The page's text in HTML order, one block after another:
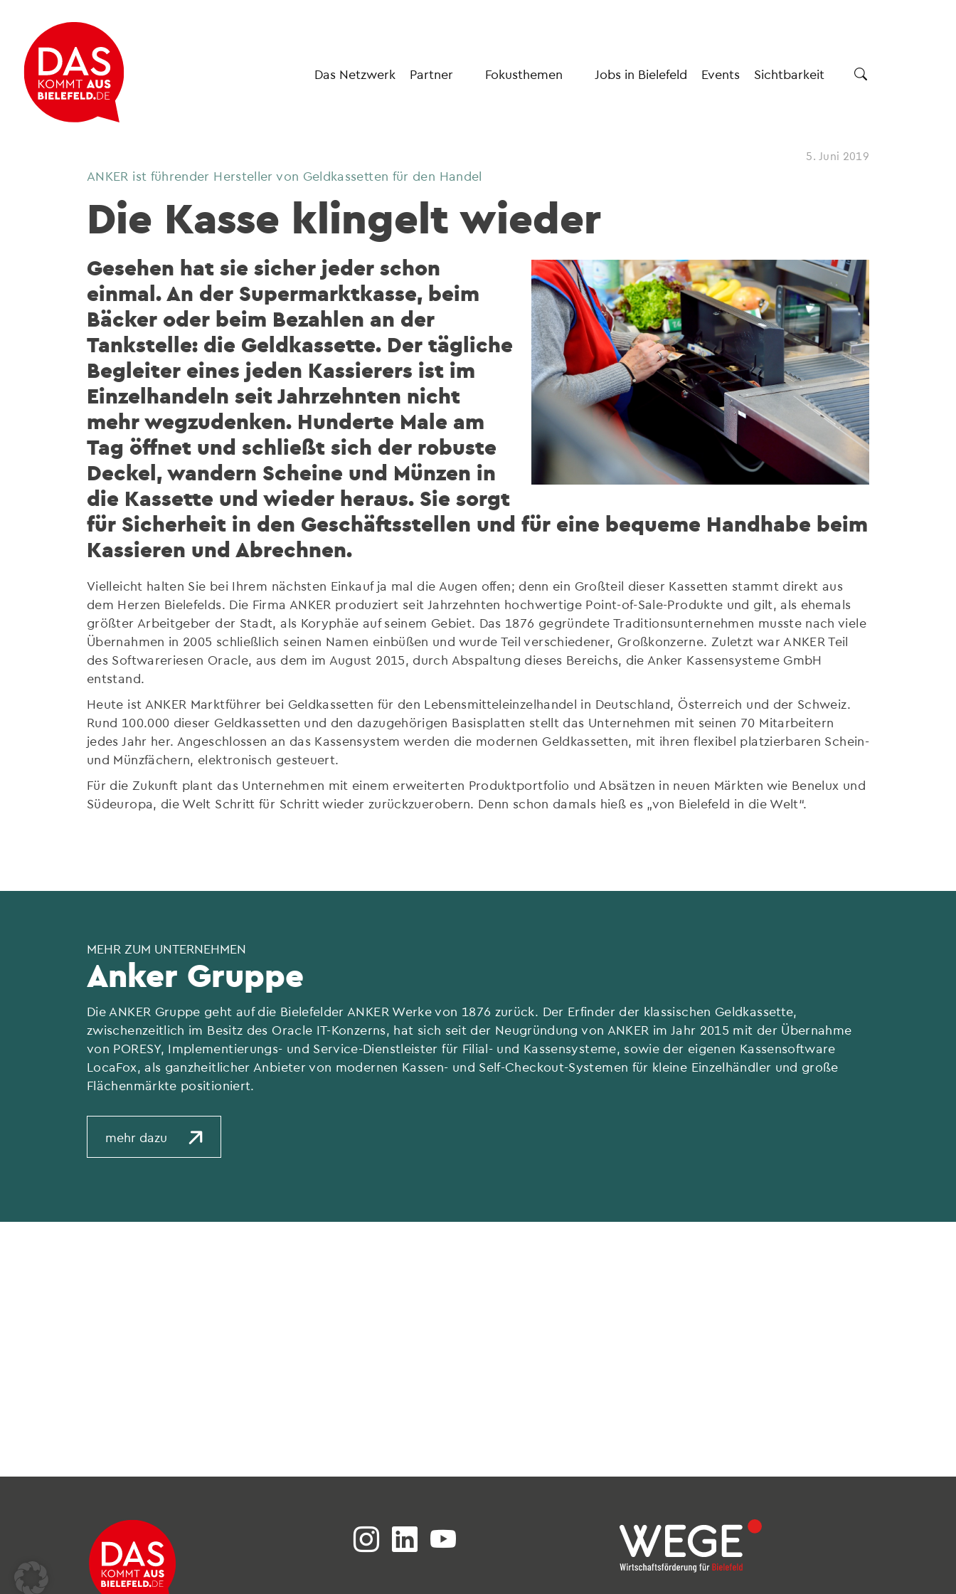
Das Netzwerk Partner Fokusthemen Jobs in Bielefeld Events Sichtbarkeit
5. Juni 2019
ANKER ist führender Hersteller von Geldkassetten für den Handel
Die Kasse klingelt wieder
Gesehen hat sie sicher jeder schon
einmal. An der Supermarktkasse, beim
Bäcker oder beim Bezahlen an der
Tankstelle: die Geldkassette. Der tägliche
Begleiter eines jeden Kassierers ist im
Einzelhandeln seit Jahrzehnten nicht
mehr wegzudenken. Hunderte Male am
Tag öffnet und schließt sich der robuste
Deckel, wandern Scheine und Münzen in
die Kassette und wieder heraus. Sie sorgt
für Sicherheit in den Geschäftsstellen und für eine bequeme Handhabe beim
Kassieren und Abrechnen.
Vielleicht halten Sie bei Ihrem nächsten Einkauf ja mal die Augen offen; denn ein Großteil dieser Kassetten stammt direkt aus
dem Herzen Bielefelds. Die Firma ANKER produziert seit Jahrzehnten hochwertige Point-of-Sale-Produkte und gilt, als ehemals
größter Arbeitgeber der Stadt, als Koryphäe auf seinem Gebiet. Das 1876 gegründete Traditionsunternehmen musste nach viele
Übernahmen in 2005 schließlich seinen Namen einbüßen und wurde Teil verschiedener, Großkonzerne. Zuletzt war ANKER Teil
des Softwareriesen Oracle, aus dem im August 2015, durch Abspaltung dieses Bereichs, die Anker Kassensysteme GmbH
entstand.
Heute ist ANKER Marktführer bei Geldkassetten für den Lebensmitteleinzelhandel in Deutschland, Österreich und der Schweiz.
Rund 100.000 dieser Geldkassetten und den dazugehörigen Basisplatten stellt das Unternehmen mit seinen 70 Mitarbeitern
jedes Jahr her. Angeschlossen an das Kassensystem werden die modernen Geldkassetten, mit ihren flexibel platzierbaren Schein-
und Münzfächern, elektronisch gesteuert.
Für die Zukunft plant das Unternehmen mit einem erweiterten Produktportfolio und Absätzen in neuen Märkten wie Benelux und
Südeuropa, die Welt Schritt für Schritt wieder zurückzuerobern. Denn schon damals hieß es „von Bielefeld in die Welt“.
MEHR ZUM UNTERNEHMEN
Anker Gruppe
Die ANKER Gruppe geht auf die Bielefelder ANKER Werke von 1876 zurück. Der Erfinder der klassischen Geldkassette,
zwischenzeitlich im Besitz des Oracle IT-Konzerns, hat sich seit der Neugründung von ANKER im Jahr 2015 mit der Übernahme
von PORESY, Implementierungs- und Service-Dienstleister für Filial- und Kassensysteme, sowie der eigenen Kassensoftware
LocaFox, als ganzheitlicher Anbieter von modernen Kassen- und Self-Checkout-Systemen für kleine Einzelhändler und große
Flächenmärkte positioniert.
mehr dazu